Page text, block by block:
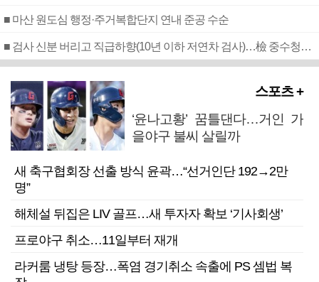
■ 마산 원도심 행정·주거복합단지 연내 준공 수순
■ 검사 신분 버리고 직급하향(10년 이하 저연차 검사)…檢 중수청행 기피
스포츠 +
‘윤나고황’ 꿈틀댄다…거인 가
을야구 불씨 살릴까
새 축구협회장 선출 방식 윤곽…“선거인단 192→2만
명”
해체설 뒤집은 LIV 골프…새 투자자 확보 ‘기사회생’
프로야구 취소…11일부터 재개
라커룸 냉탕 등장…폭염 경기취소 속출에 PS 셈법 복